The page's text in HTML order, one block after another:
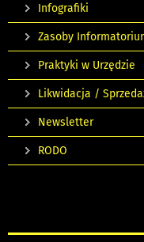
Infografiki
Zasoby
Praktyki w Urzędzie
Likwidacja /
Newsletter
RODO